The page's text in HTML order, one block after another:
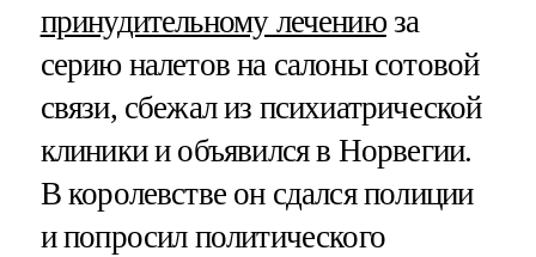
принудительному лечениюза
серию налетов на салоны сотовой
связи, сбежал из психиатрической
клиники и объявился в Норвегии.
В королевстве он сдался полиции
и попросил политического